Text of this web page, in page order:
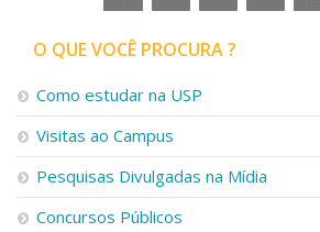
O QUE VOCÊ PROCURA ?
Como estudar na USP
Visitas ao Campus
Pesquisas Divulgadas na Mídia
Concursos Públicos